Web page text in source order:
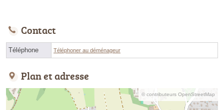
Contact
Téléphone Téléphoner au déménageur
Plan et adresse
© contributeurs OpenStreetMap